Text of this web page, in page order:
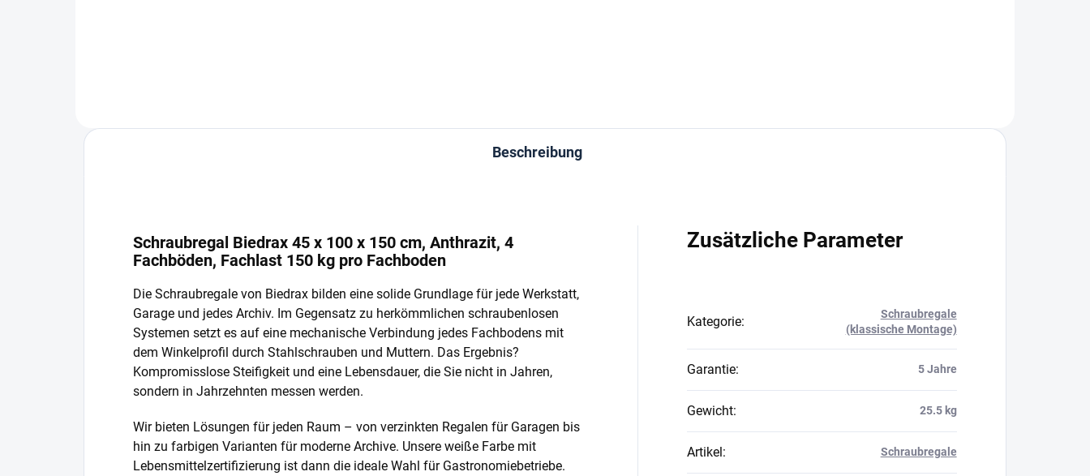
Beschreibung
Schraubregal Biedrax 45 x 100 x 150 cm, Anthrazit, 4
Fachböden, Fachlast 150 kg pro Fachboden
Die Schraubregale von Biedrax bilden eine solide Grundlage für jede Werkstatt,
Garage und jedes Archiv. Im Gegensatz zu herkömmlichen schraubenlosen
Systemen setzt es auf eine mechanische Verbindung jedes Fachbodens mit
dem Winkelprofil durch Stahlschrauben und Muttern. Das Ergebnis?
Kompromisslose Steifigkeit und eine Lebensdauer, die Sie nicht in Jahren,
sondern in Jahrzehnten messen werden.
Wir bieten Lösungen für jeden Raum – von verzinkten Regalen für Garagen bis
hin zu farbigen Varianten für moderne Archive. Unsere weiße Farbe mit
Lebensmittelzertifizierung ist dann die ideale Wahl für Gastronomiebetriebe.
Zusätzliche Parameter
Kategorie:
Schraubregale
(klassische Montage)
Garantie: 5 Jahre
Gewicht: 25.5 kg
Artikel: Schraubregale